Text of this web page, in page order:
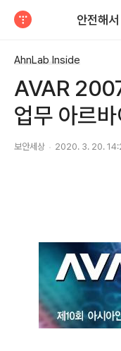
안전해
AhnLab Inside
AVAR
업무 아르
보안세상 2020. 3. 20.